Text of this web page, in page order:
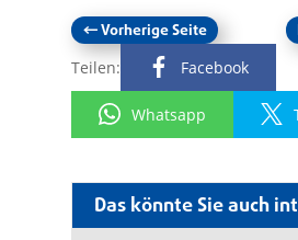
Das könnte Sie auch
←Vorherige Seite
Teilen: Facebook
Whatsapp